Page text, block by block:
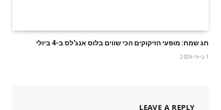
חג שמח: מופעי הזיקוקים הכי שווים בלוס אנג'לס ב-4 ביולי
1 ביולי 2026
LEAVE A REPLY